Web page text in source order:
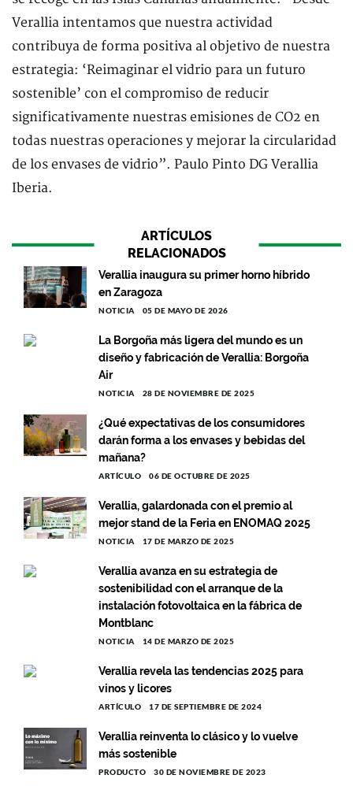
Verallia intentamos que nuestra actividad
contribuya de forma positiva al objetivo de nuestra
estrategia: ‘Reimaginar el vidrio para un futuro
sostenible’ con el compromiso de reducir
significativamente nuestras emisiones de CO2 en
todas nuestras operaciones y mejorar la circularidad
de los envases de vidrio”. Paulo Pinto DG Verallia
Iberia.
ARTÍCULOS
RELACIONADOS
Verallia inaugura su primer horno híbrido
en Zaragoza
NOTICIA 05 DE MAYO DE 2026
La Borgoña más ligera del mundo es un
diseño y fabricación de Verallia: Borgoña
Air
NOTICIA 28 DE NOVIEMBRE DE 2025
¿Qué expectativas de los consumidores
darán forma a los envases y bebidas del
mañana?
ARTÍCULO 06 DE OCTUBRE DE 2025
Verallia, galardonada con el premio al
mejor stand de la Feria en ENOMAQ 2025
NOTICIA 17 DE MARZO DE 2025
Verallia avanza en su estrategia de
sostenibilidad con el arranque de la
instalación fotovoltaica en la fábrica de
Montblanc
NOTICIA 14 DE MARZO DE 2025
Verallia revela las tendencias 2025 para
vinos y licores
ARTÍCULO 17 DE SEPTIEMBRE DE 2024
Verallia reinventa lo clásico y lo vuelve
más sostenible
PRODUCTO 30 DE NOVIEMBRE DE 2023